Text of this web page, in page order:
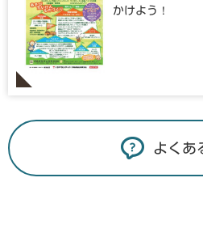
かけよう！
よくあ